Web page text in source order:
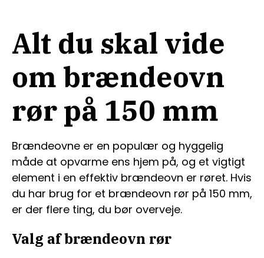
Alt du skal vide
om brændeovn
rør på 150 mm
Brændeovne er en populær og hyggelig
måde at opvarme ens hjem på, og et vigtigt
element i en effektiv brændeovn er røret. Hvis
du har brug for et brændeovn rør på 150 mm,
er der flere ting, du bør overveje.
Valg af brændeovn rør